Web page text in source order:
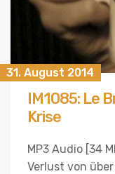
31. August 2014
IM1085: Le
Krise
MP3 Audio [34
Verlust von